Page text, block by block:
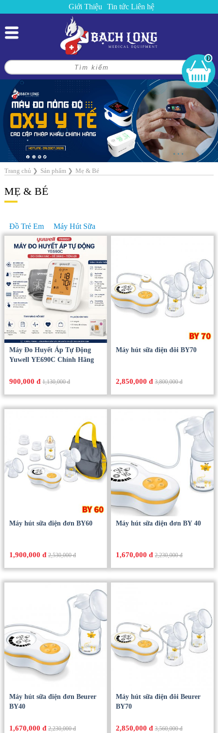
Giới Thiệu Tin tức Liên hệ
0
Trang chủ ❯ Sản phẩm❯ Mẹ & Bé
MẸ & BÉ
Đồ Trẻ Em Máy Hút Sữa
Máy Đo Huyết Áp Tự Động
Yuwell YE690C Chính Hãng
900,000 đ 1,130,000 đ
Máy hút sữa điện đôi BY70
2,850,000 đ 3,800,000 đ
Máy hút sữa điện đơn BY60
1,900,000 đ 2,530,000 đ
Máy hút sữa điện đơn BY 40
1,670,000 đ 2,230,000 đ
Máy hút sữa điện đơn Beurer
BY40
1,670,000 đ 2,230,000 đ
Máy hút sữa điện đôi Beurer
BY70
2,850,000 đ 3,560,000 đ